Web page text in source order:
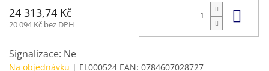
24 313,74 Kč
20 094 Kč bez DPH
Signalizace: Ne
Na objednávku | EL000524 EAN: 0784607028727